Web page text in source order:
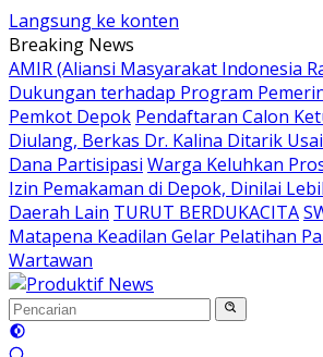
Langsung ke konten
Breaking News
AMIR (Aliansi Masyarakat Indonesia
Dukungan terhadap Program
Pemkot Depok Pendaftaran Calon
Diulang, Berkas Dr. Kalina Ditarik
Dana Partisipasi Warga Keluhkan
Izin Pemakaman di Depok, Dinilai
Daerah Lain TURUT BERDUKACITA
Matapena Keadilan Gelar Pelatihan
Wartawan